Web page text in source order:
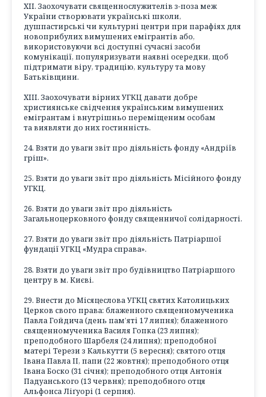
XII. Заохочувати священнослужителів з-поза меж
України створювати українські школи,
душпастирські чи культурні центри при парафіях для
новоприбулих вимушених емігрантів або,
використовуючи всі доступні сучасні засоби
комунікації, популяризувати наявні осередки, щоб
підтримати віру, традицію, культуру та мову
Батьківщини.
XIII. Заохочувати вірних УГКЦ давати добре
християнське свідчення українським вимушених
емігрантам і внутрішньо переміщеним особам
та виявляти до них гостинність.
24. Взяти до уваги звіт про діяльність фонду «Андріїв
гріш».
25. Взяти до уваги звіт про діяльність Місійного фонду
УГКЦ.
26. Взяти до уваги звіт про діяльність
Загальноцерковного фонду священничої солідарності.
27. Взяти до уваги звіт про діяльність Патріаршої
фундації УГКЦ «Мудра справа».
28. Взяти до уваги звіт про будівництво Патріаршого
центру в м. Києві.
29. Внести до Місяцеслова УГКЦ святих Католицьких
Церков свого права: блаженного священномученика
Павла Гойдича (день пам’яті 17 липня); блаженного
священномученика Василя Гопка (23 липня);
преподобного Шарбеля (24 липня); преподобної
матері Терези з Калькутти (5 вересня); святого отця
Івана Павла ІІ, папи (22 жовтня); преподобного отця
Івана Боско (31 січня); преподобного отця Антонія
Падуанського (13 червня); преподобного отця
Альфонса Ліґуорі (1 серпня).